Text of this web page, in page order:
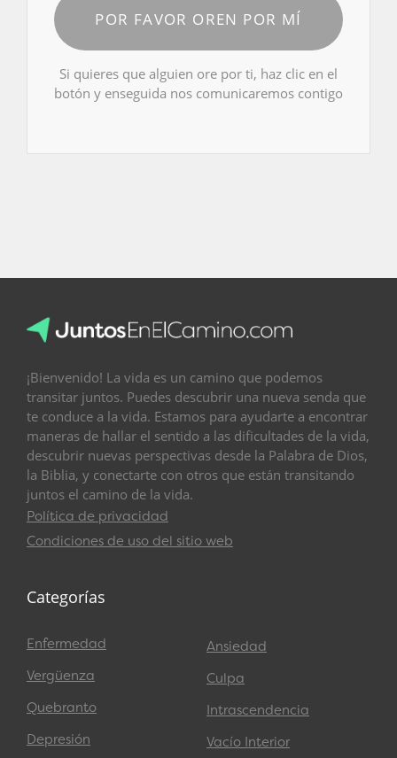
POR FAVOR OREN POR MÍ
Si quieres que alguien ore por ti, haz clic en el
botón y enseguida nos comunicaremos contigo
¡Bienvenido! La vida es un camino que podemos
transitar juntos. Puedes descubrir una nueva senda que
te conduce a la vida. Estamos para ayudarte a encontrar
maneras de hallar el sentido a las dificultades de la vida,
descubrir nuevas perspectivas desde la Palabra de Dios,
la Biblia, y conectarte con otros que están transitando
juntos el camino de la vida.
Política de privacidad
Condiciones de uso del sitio web
Categorías
Enfermedad
Vergüenza
Quebranto
Depresión
Ansiedad
Culpa
Intrascendencia
Vacío Interior